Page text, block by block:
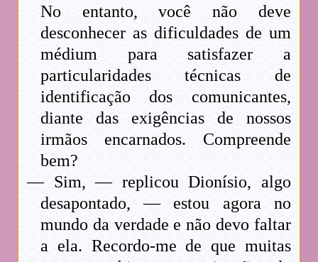
No entanto, você não deve
desconhecer as dificuldades de um
médium para satisfazer a
particularidades técnicas de
identificação dos comunicantes,
diante das exigências de nossos
irmãos encarnados. Compreende
bem?
— Sim, — replicou Dionísio, algo
desapontado, — estou agora no
mundo da verdade e não devo faltar
a ela. Recordo-me de que muitas